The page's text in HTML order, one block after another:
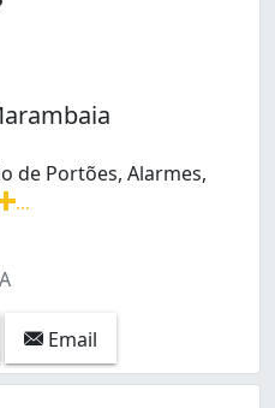
de Portões, Alarmes,
Email